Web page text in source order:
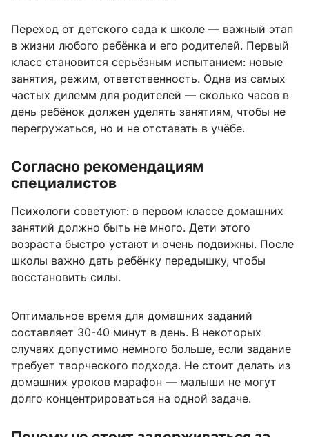
Переход от детского сада к школе — важный этап
в жизни любого ребёнка и его родителей. Первый
класс становится серьёзным испытанием: новые
занятия, режим, ответственность. Одна из самых
частых дилемм для родителей — сколько часов в
день ребёнок должен уделять занятиям, чтобы не
перегружаться, но и не отставать в учёбе.
Согласно рекомендациям
специалистов
Психологи советуют: в первом классе домашних
занятий должно быть не много. Дети этого
возраста быстро устают и очень подвижны. После
школы важно дать ребёнку передышку, чтобы
восстановить силы.
Оптимальное время для домашних заданий
составляет 30-40 минут в день. В некоторых
случаях допустимо немного больше, если задание
требует творческого подхода. Не стоит делать из
домашних уроков марафон — малыши не могут
долго концентрироваться на одной задаче.